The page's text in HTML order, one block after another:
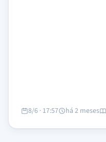
8/6 · 17:57 há 2 meses